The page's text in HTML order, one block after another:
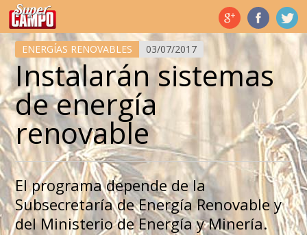
Temas de hoy
ENERGÍAS RENOVABLES 03/07/2017
Instalarán sistemas
de energía
renovable
El programa depende de la
Subsecretaría de Energía Renovable y
del Ministerio de Energía y Minería.